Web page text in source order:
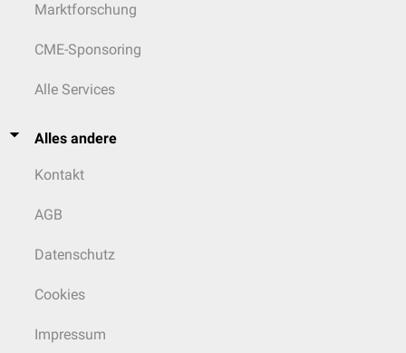
Marktforschung
CME-Sponsoring
Alle Services
Alles andere
Kontakt
AGB
Datenschutz
Cookies
Impressum